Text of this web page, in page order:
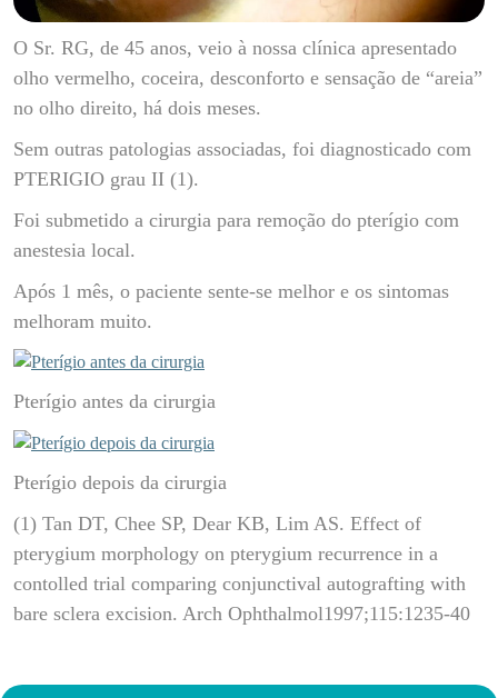
O Sr. RG, de 45 anos, veio à nossa clínica apresentado
olho vermelho, coceira, desconforto e sensação de “areia”
no olho direito, há dois meses.
Sem outras patologias associadas, foi diagnosticado com
PTERIGIO grau II (1).
Foi submetido a cirurgia para remoção do pterígio com
anestesia local.
Após 1 mês, o paciente sente-se melhor e os sintomas
melhoram muito.
Pterígio antes da cirurgia
Pterígio depois da cirurgia
(1) Tan DT, Chee SP, Dear KB, Lim AS. Effect of
pterygium morphology on pterygium recurrence in a
contolled trial comparing conjunctival autografting with
bare sclera excision. Arch Ophthalmol1997;115:1235-40